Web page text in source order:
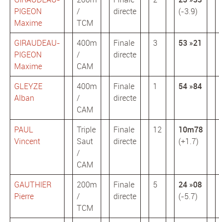
PIGEON
Maxime
/
TCM
directe
(-3.9)
GIRAUDEAU-
PIGEON
Maxime
400m
/
CAM
Finale
directe
3 53 »21
GLEYZE
Alban
400m
/
CAM
Finale
directe
1 54 »84
PAUL
Vincent
Triple
Saut
/
CAM
Finale
directe
12
10m78
(+1.7)
GAUTHIER
Pierre
200m
/
TCM
Finale
directe
5
24 »08
(-5.7)